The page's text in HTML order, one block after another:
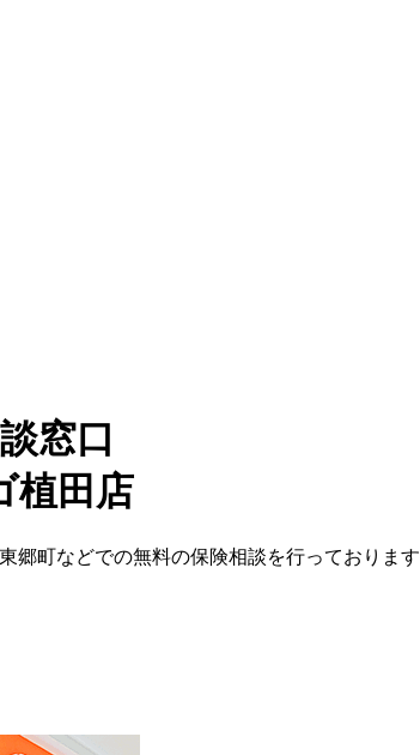
窓口
植田店
郷町などでの無料の保険相談を行っております